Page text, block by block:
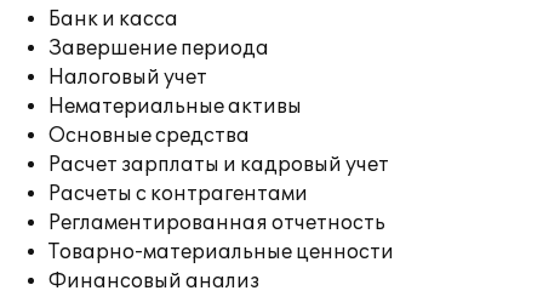
Банк и касса
Завершение периода
Налоговый учет
Нематериальные активы
Основные средства
Расчет зарплаты и кадровый учет
Расчеты с контрагентами
Регламентированная отчетность
Товарно-материальные ценности
Финансовый анализ